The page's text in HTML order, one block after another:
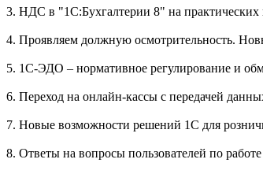
3. НДС в "1С:Бухгалтерии 8" на практических
4. Проявляем должную осмотрительность.
5. 1С-ЭДО – нормативное регулирование и
6. Переход на онлайн-кассы с передачей
7. Новые возможности решений 1С для
8. Ответы на вопросы пользователей по